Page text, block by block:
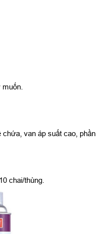
van áp suất cao, phần
chai/thùng.